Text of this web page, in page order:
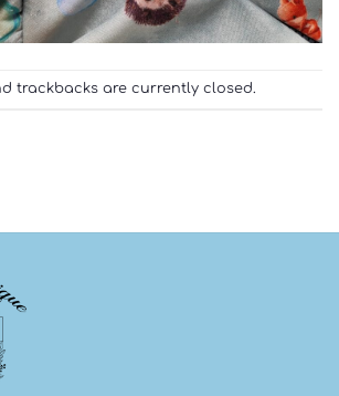
trackbacks are currently closed.